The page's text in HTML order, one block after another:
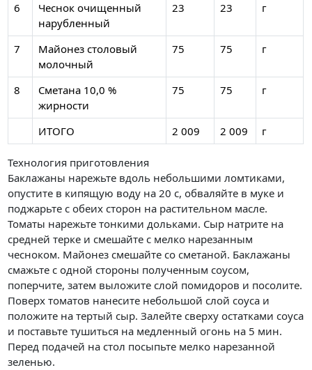
6
Чеснок очищенный
нарубленный
23 23 г
7
Майонез столовый
молочный
75 75 г
8
Сметана 10,0 %
жирности
75 75 г
ИТОГО 2 009 2 009 г
Технология приготовления
Баклажаны нарежьте вдоль небольшими ломтиками,
опустите в кипящую воду на 20 с, обваляйте в муке и
поджарьте с обеих сторон на растительном масле.
Томаты нарежьте тонкими дольками. Сыр натрите на
средней терке и смешайте с мелко нарезанным
чесноком. Майонез смешайте со сметаной. Баклажаны
смажьте с одной стороны полученным соусом,
поперчите, затем выложите слой помидоров и посолите.
Поверх томатов нанесите небольшой слой соуса и
положите на тертый сыр. Залейте сверху остатками соуса
и поставьте тушиться на медленный огонь на 5 мин.
Перед подачей на стол посыпьте мелко нарезанной
зеленью.